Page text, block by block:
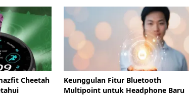
Cheetah
Keunggulan Fitur Bluetooth
Multipoint untuk Headphone Baru